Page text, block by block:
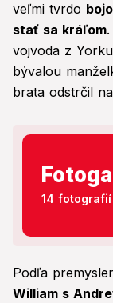
veľmi tvrdo
stať sa kráľom
vojvoda z
bývalou
brata odstrčil
14 fotografií
Podľa
William s